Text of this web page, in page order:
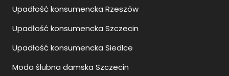
Upadłość konsumencka Szczecin
Upadłość konsumencka Siedlce
Moda ślubna damska Szczecin
Moda ślubna Szczecin